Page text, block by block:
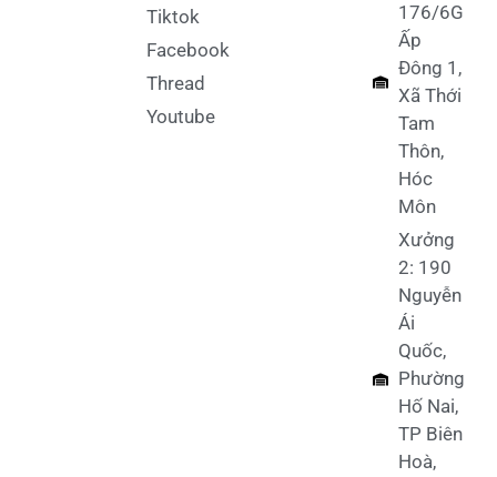
Tiktok
Facebook
Thread
Youtube
176/6G
Ấp
Đông 1,
Xã Thới
Tam
Thôn,
Hóc
Môn
Xưởng
2: 190
Nguyễn
Ái
Quốc,
Phường
Hố Nai,
TP Biên
Hoà,